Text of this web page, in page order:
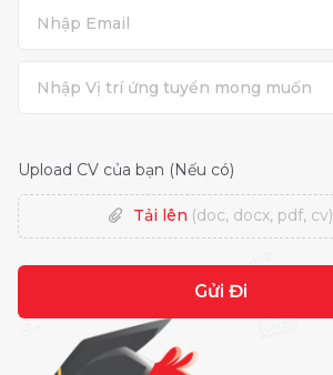
Upload CV của bạn (Nếu có)
Tải lên (doc, docx, pdf, cv)
Gửi Đi